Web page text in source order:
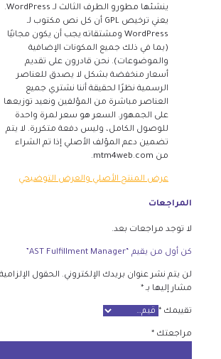
ينشئها مطورو الطرف الثالث لـ WordPress.
يعني ترخيص GPL أن كل نص مكتوب لـ
WordPress ومشتقاته يجب أن يكون مجانيًا
(بما في ذلك جميع المكونات الإضافية
والموضوعات). نحن قادرون على تقديم
أسعار منخفضة بشكل لا يصدق للعناصر
الرسمية نظرًا لحقيقة أننا نشتري جميع
العناصر مباشرة من المؤلفين ونعيد توزيعها
على الجمهور. السعر هو سعر لمرة واحدة
للوصول الكامل، وليس دفعة متكررة. لا يتم
تضمين دعم المؤلف الأصلي إذا تم الشراء
من mtm4web.com.
عرض المنتج الأصلي والعرض التوضيحي
المراجعات
لا توجد مراجعات بعد.
كن أول من يقيم “AST Fulfillment Manager”
لن يتم نشر عنوان بريدك الإلكتروني.
الحقول الإلزامية
مشار إليها بـ *
تقييمك *
مراجعتك *